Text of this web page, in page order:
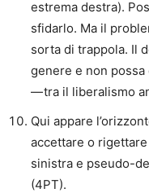
estrema destra).
sfidarlo. Ma il
sorta di trappola. Il
genere e non
— tra il liberalismo
Qui appare
accettare o
sinistra e pseudo-
(4PT).